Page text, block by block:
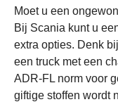
Moet u een
Bij Scania kunt u
extra opties. Denk
een truck met een
ADR-FL norm voor
giftige stoffen wordt